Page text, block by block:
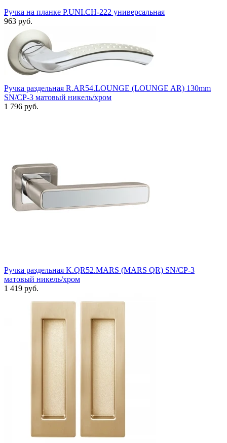
Ручка на планке P.UNI.CH-222 универсальная
963 руб.
Ручка раздельная R.AR54.LOUNGE (LOUNGE AR) 130mm
SN/CP-3 матовый никель/хром
1 796 руб.
Ручка раздельная K.QR52.MARS (MARS QR) SN/CP-3
матовый никель/хром
1 419 руб.